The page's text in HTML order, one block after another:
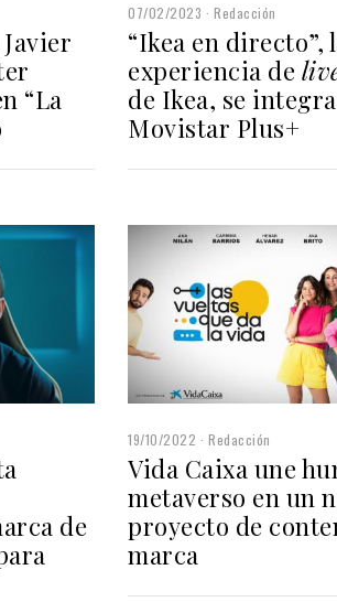
“La
07/02/2023 Redacción
“Ikea en directo”,
experiencia de
de Ikea, se
Movistar Plus+
de
19/10/2022 Redacción
Vida Caixa une
metaverso en un
proyecto de
marca